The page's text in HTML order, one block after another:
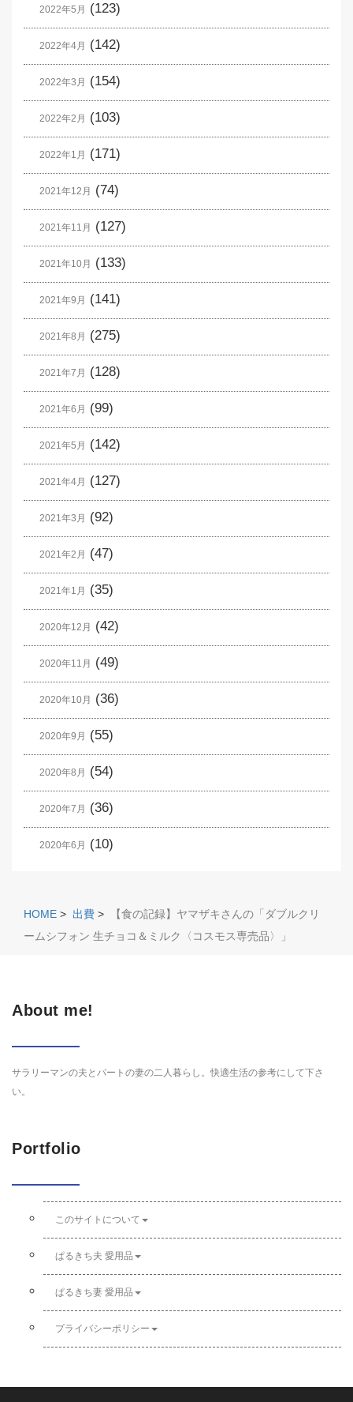
2022年5月 (123)
2022年4月 (142)
2022年3月 (154)
2022年2月 (103)
2022年1月 (171)
2021年12月 (74)
2021年11月 (127)
2021年10月 (133)
2021年9月 (141)
2021年8月 (275)
2021年7月 (128)
2021年6月 (99)
2021年5月 (142)
2021年4月 (127)
2021年3月 (92)
2021年2月 (47)
2021年1月 (35)
2020年12月 (42)
2020年11月 (49)
2020年10月 (36)
2020年9月 (55)
2020年8月 (54)
2020年7月 (36)
2020年6月 (10)
HOME > 出費 >
【食の記録】ヤマザキさんの「ダブルクリ
ームシフォン 生チョコ＆ミルク〈コスモス専売品〉」
About me!
サラリーマンの夫とパートの妻の二人暮らし。快適生活の参考にして下さ
い。
Portfolio
このサイトについて
ぱるきち夫 愛用品
ぱるきち妻 愛用品
プライバシーポリシー